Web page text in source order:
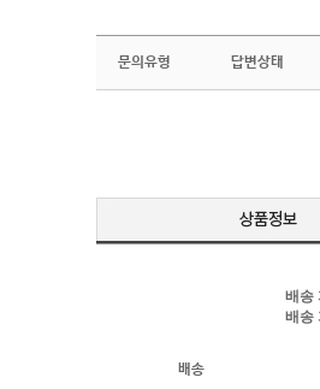
문의유형 답변상태
배송
배송
배송
-
-
-